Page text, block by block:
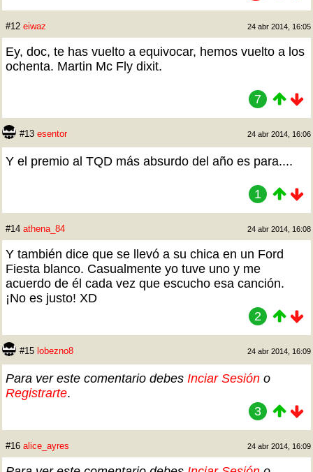
#12 eiwaz 24 abr 2014, 16:05
Ey, doc, te has vuelto a equivocar, hemos vuelto a los
ochenta. Martin Mc Fly dixit.
7
#13 esentor 24 abr 2014, 16:06
Y el premio al TQD más absurdo del año es para....
1
#14 athena_84 24 abr 2014, 16:08
Y también dice que se llevó a su chica en un Ford
Fiesta blanco. Casualmente yo tuve uno y me
acuerdo de él cada vez que escucho esa canción.
¡No es justo! XD
2
#15 lobezno8 24 abr 2014, 16:09
Para ver este comentario debes Inciar Sesión o
Registrarte.
3
#16 alice_ayres 24 abr 2014, 16:09